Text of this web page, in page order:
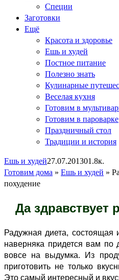
Специи
Заготовки
Ещё
Красота и здоровье
Ешь и худей
Постное питание
Полезно знать
Кулинарные
Веселая кухня
Готовим в
Готовим в пароварке
Праздничный стол
Традиции и история
Ешь и худей27.07.201301.8к.
Готовим дома » Ешь и худей »
похудение
Да здравствует
Радужная диета, состоящая
наверняка придется вам
вовсе на выдумка. Из
приготовить не только
Это самый интересный и